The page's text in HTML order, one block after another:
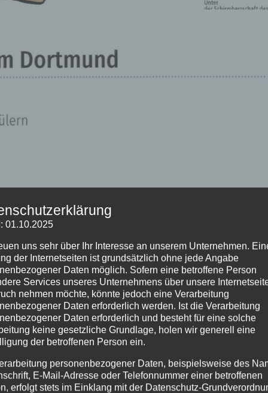
für Schülerinnen und Schüler und fand im
01.10.2025
uns sehr über Ihr Interesse an unserem Unternehmen.
der Internetseiten ist grundsätzlich ohne jede Angabe
Daten möglich. Sofern eine betroffene Person
Services unseres Unternehmens über unsere
nehmen möchte, könnte jedoch eine Verarbeitung
Daten erforderlich werden. Ist die Verarbeitung
Daten erforderlich und besteht für eine solche
keine gesetzliche Grundlage, holen wir generell eine
der betroffenen Person ein.
personenbezogener Daten, beispielsweise des
E-Mail-Adresse oder Telefonnummer einer betroffenen
erfolgt stets im Einklang mit der Datenschutz-